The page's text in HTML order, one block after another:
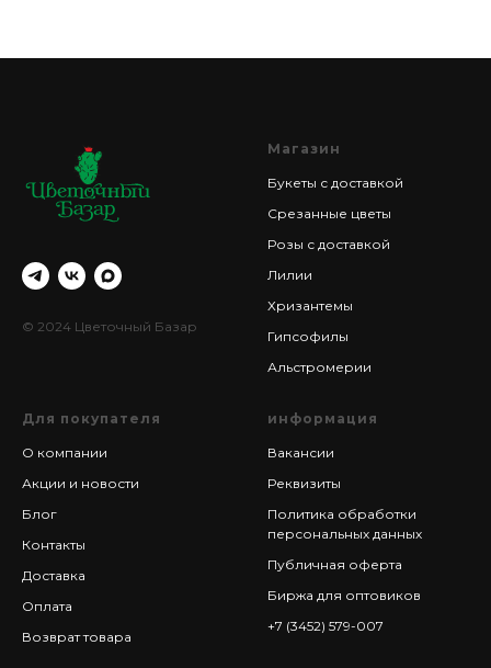
© 2024 Цветочный Базар
Магазин
Букеты с доставкой
Срезанные цветы
Розы с доставкой
Лилии
Хризантемы
Гипсофилы
Альстромерии
Для покупателя
О компании
Акции и новости
Блог
Контакты
Доставка
Оплата
Возврат товара
информация
Вакансии
Реквизиты
Политика обработки
персональных данных
Публичная оферта
Биржа для оптовиков
+7 (3452) 579-007